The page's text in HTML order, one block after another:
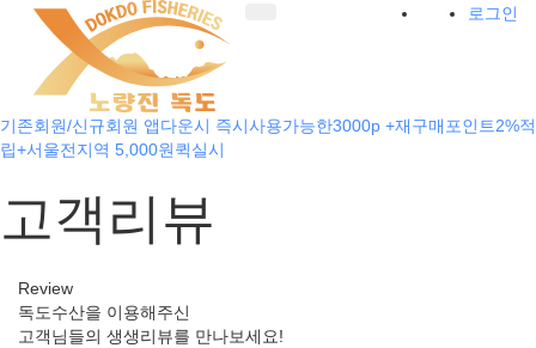
로그인
기존회원/신규회원 앱다운시 즉시사용가능한3000p +재구매포인트2%적
립+서울전지역 5,000원퀵실시
고객리뷰
Review
독도수산을 이용해주신
고객님들의 생생리뷰를 만나보세요!